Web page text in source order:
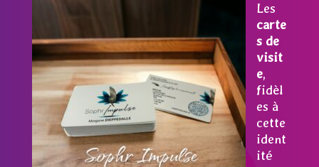
Les
carte
s de
visit
e,
fidèl
es à
cette
ident
ité